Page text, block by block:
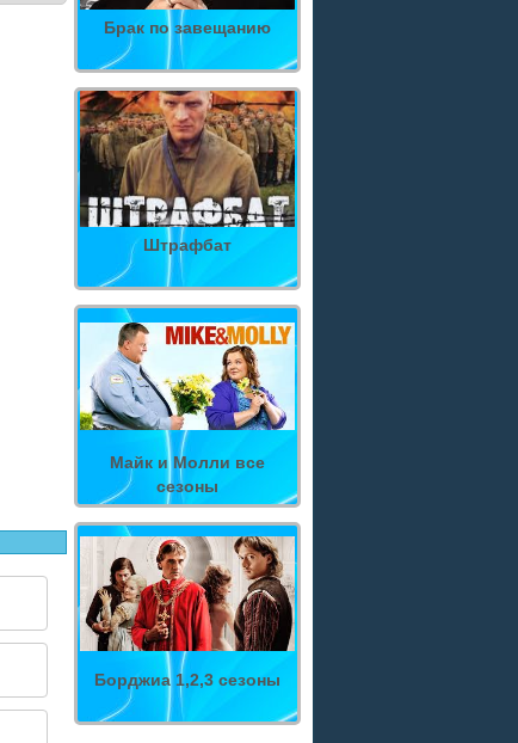
Брак по завещанию
Штрафбат
Майк и Молли все
сезоны
Борджиа 1,2,3 сезоны